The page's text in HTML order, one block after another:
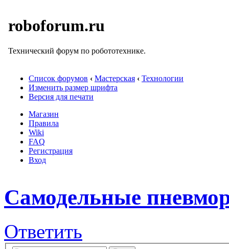
roboforum.ru
Технический форум по робототехнике.
Список форумов ‹ Мастерская ‹ Технологии
Изменить размер шрифта
Версия для печати
Магазин
Правила
Wiki
FAQ
Регистрация
Вход
Самодельные
Ответить